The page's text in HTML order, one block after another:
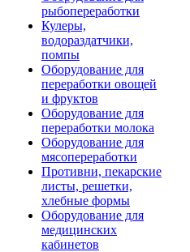
рыбопереработки
Кулеры,
водораздатчики,
помпы
Оборудование для
переработки овощей
и фруктов
Оборудование для
переработки молока
Оборудование для
мясопереработки
Противни, пекарские
листы, решетки,
хлебные формы
Оборудование для
медицинских
кабинетов